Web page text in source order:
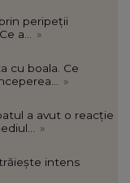
peripeții
a... »
cu boala. Ce
»
a avut o reacție
»
intens